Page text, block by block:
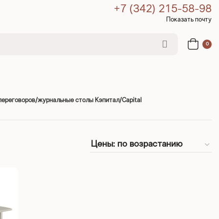
+7 (342) 215-58-98
Показать почту
0
журнальные столы Кэпитал/Capital